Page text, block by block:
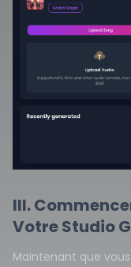
III.
Votre Studio
Maintenant que